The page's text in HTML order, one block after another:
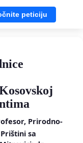
peticiju
Prirodno-
sa